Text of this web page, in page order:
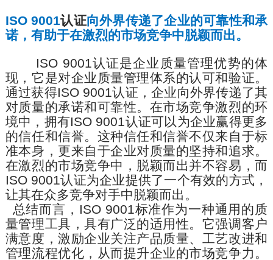
ISO 9001认证向外界传递了企业的可靠性和承
诺，有助于在激烈的市场竞争中脱颖而出。
ISO 9001认证是企业质量管理优势的体
现，它是对企业质量管理体系的认可和验证。
通过获得ISO 9001认证，企业向外界传递了其
对质量的承诺和可靠性。在市场竞争激烈的环
境中，拥有ISO 9001认证可以为企业赢得更多
的信任和信誉。这种信任和信誉不仅来自于标
准本身，更来自于企业对质量的坚持和追求。
在激烈的市场竞争中，脱颖而出并不容易，而
ISO 9001认证为企业提供了一个有效的方式，
让其在众多竞争对手中脱颖而出。
总结而言， ISO 9001标准作为一种通用的质
量管理工具，具有广泛的适用性。它强调客户
满意度，激励企业关注产品质量、工艺改进和
管理流程优化，从而提升企业的市场竞争力。